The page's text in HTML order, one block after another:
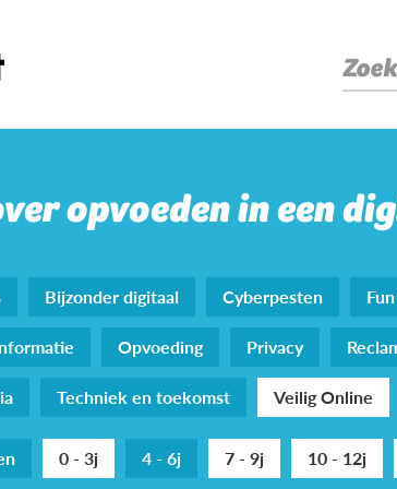
opvoeden in een
Bijzonder digitaal Cyberpesten
Opvoeding Privacy
Techniek en toekomst Veilig Online
0 - 3j 4 - 6j 7 - 9j 10 - 12j